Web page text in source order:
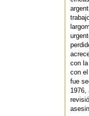
con
con
fue
1976,